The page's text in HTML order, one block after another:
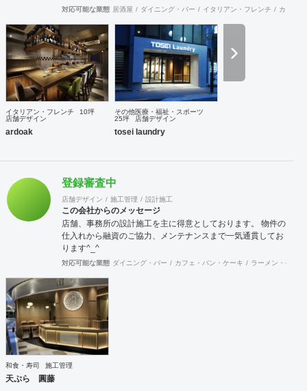
対応可能な業態 居酒屋 ダイニング・バー イタリアン・フレンチ カフェ
イタリアン・フレンチ
10坪
店舗デザイン
ardoak
その他医療・福祉・スポーツ
25坪
店舗デザイン
tosei laundry
登録審査中
店舗デザイン 施工管理 設計施工
この会社からのメッセージ
店舗、事務所の設計施工を主に得意としております。 物件の
仕入れから融資のご協力、メンテナンスまで一気通貫してお
ります^_^
対応可能な業態 ダイニング・バー カフェ・パン・ケーキ ラーメン・そば
和食・寿司 施工管理
天ぷら 圓藤